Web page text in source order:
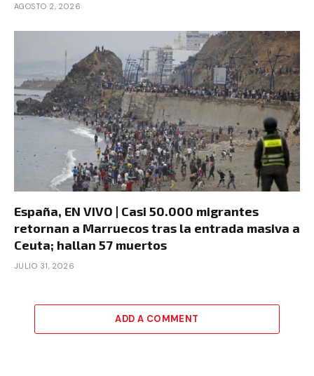
AGOSTO 2, 2026
España, EN VIVO | Casi 50.000 migrantes
retornan a Marruecos tras la entrada masiva a
Ceuta; hallan 57 muertos
JULIO 31, 2026
ADD A COMMENT